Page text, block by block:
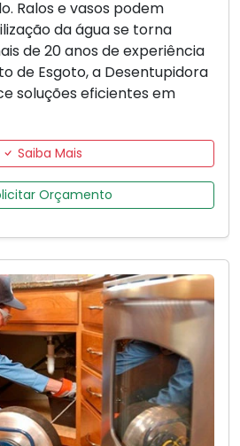
Ralos e vasos podem
da água se torna
de 20 anos de experiência
de Esgoto, a Desentupidora
soluções eficientes em
Saiba Mais
Orçamento